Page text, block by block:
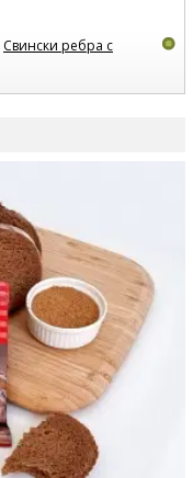
Свински ребра с